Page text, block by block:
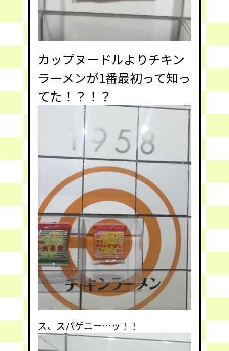
カップヌードルよりチキン
ラーメンが1番最初って知っ
てた！？！？
ス、スパゲニー…ッ！！